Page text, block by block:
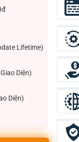
Lifetime)
Diện)
Diện)